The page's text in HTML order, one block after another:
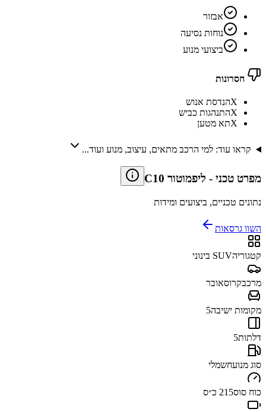
אבזור
נוחות נסיעה
ביצועי מנוע
חסרונות
Xהנדסת אנוש
Xהתנהגות כביש
Xתא מטען
קראו עוד: למי הרכב מתאים, עיצוב, מנוע ועוד...
מפרט טכני - ליפמוטור C10
נתונים טכניים, ביצועים ומידות
השוו גרסאות
קטגוריהSUV בינוני
מרכבקרוסאובר
מקומות ישיבה5
דלתות5
סוג מנועחשמלי
כוח סוס215 כ״ס